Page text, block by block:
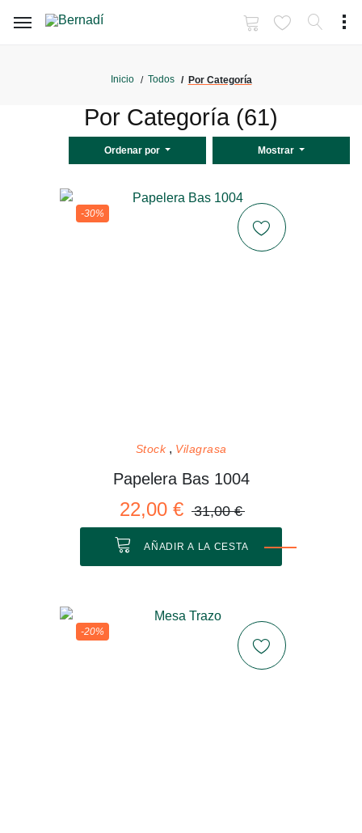
Inicio Todos Por Categoría
Por Categoría (61)
Ordenar por Mostrar
-30%
Stock Vilagrasa
Papelera Bas 1004
22,00 € 31,00 €
AÑADIR A LA CESTA
-20%